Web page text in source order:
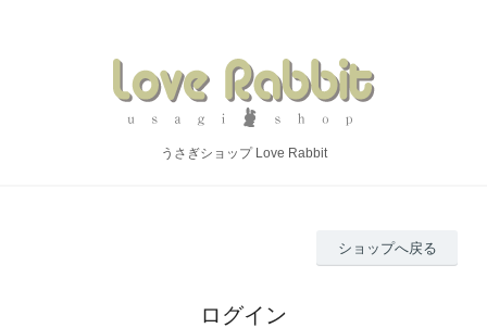
うさぎショップ Love Rabbit
ショップへ戻る
ログイン